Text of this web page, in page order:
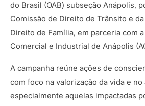
do Brasil (OAB) subseção Anápolis,
Comissão de Direito de Trânsito e
Direito de Família, em parceria com
Comercial e Industrial de Anápolis
A campanha reúne ações de
com foco na valorização da vida e no
especialmente aquelas impactadas